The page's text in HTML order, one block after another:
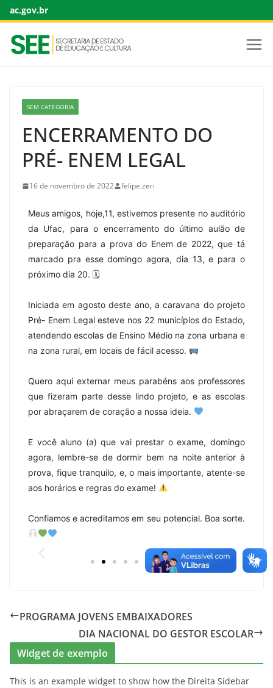
ac.gov.br
SEM CATEGORIA
ENCERRAMENTO DO
PRÉ- ENEM LEGAL
16 de novembro de 2022 felipe.zeri
Meus amigos, hoje,11, estivemos presente no auditório
da Ufac, para o encerramento do último aulão de
preparação para a prova do Enem de 2022, que tá
marcado pra esse domingo agora, dia 13, e para o
próximo dia 20. 🗓
Iniciada em agosto deste ano, a caravana do projeto
Pré- Enem Legal esteve nos 22 municípios do Estado,
atendendo escolas de Ensino Médio na zona urbana e
na zona rural, em locais de fácil acesso.
Quero aqui externar meus parabéns aos professores
que fizeram parte desse lindo projeto, e as escolas
por abraçarem de coração a nossa ideia.
E você aluno (a) que vai prestar o exame, domingo
agora, lembre-se de dormir bem na noite anterior à
prova, fique tranquilo, e, o mais importante, atente-se
aos horários e regras do exame!
Confiamos e acreditamos em seu potencial. Boa sorte.
PROGRAMA JOVENS EMBAIXADORES
DIA NACIONAL DO GESTOR ESCOLAR
Widget de exemplo
This is an example widget to show how the Direita Sidebar